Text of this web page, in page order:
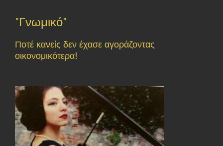
"Γνωμικό"
Ποτέ κανείς δεν έχασε αγοράζοντας
οικονομικότερα!